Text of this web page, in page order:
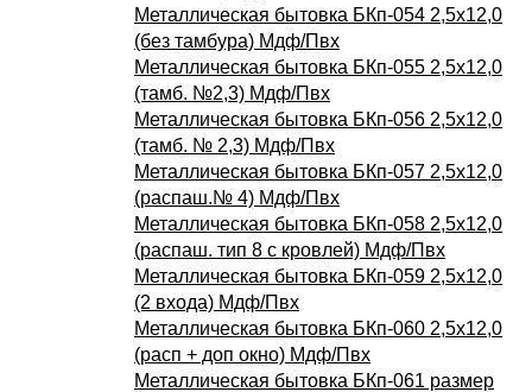
Металлическая бытовка БКп-054 2,5х12,0
(без тамбура) Мдф/Пвх
Металлическая бытовка БКп-055 2,5х12,0
(тамб. №2,3) Мдф/Пвх
Металлическая бытовка БКп-056 2,5х12,0
(тамб. № 2,3) Мдф/Пвх
Металлическая бытовка БКп-057 2,5х12,0
(распаш.№ 4) Мдф/Пвх
Металлическая бытовка БКп-058 2,5х12,0
(распаш. тип 8 с кровлей) Мдф/Пвх
Металлическая бытовка БКп-059 2,5х12,0
(2 входа) Мдф/Пвх
Металлическая бытовка БКп-060 2,5х12,0
(расп + доп окно) Мдф/Пвх
Металлическая бытовка БКп-061 размер